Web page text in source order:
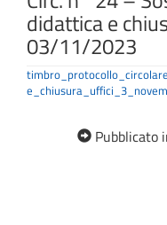
didattica e
03/11/2023
Pubblicato